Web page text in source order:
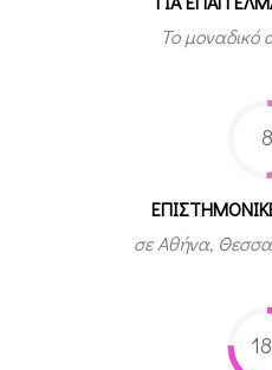
Το μοναδικό
8
σε Αθήνα,